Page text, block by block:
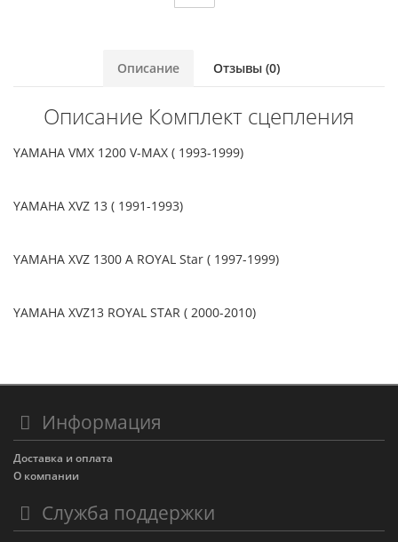
Описание Отзывы (0)
Описание Комплект сцепления
YAMAHA VMX 1200 V-MAX ( 1993-1999)
YAMAHA XVZ 13 ( 1991-1993)
YAMAHA XVZ 1300 A ROYAL Star ( 1997-1999)
YAMAHA XVZ13 ROYAL STAR ( 2000-2010)
Информация
Доставка и оплата
О компании
Служба поддержки